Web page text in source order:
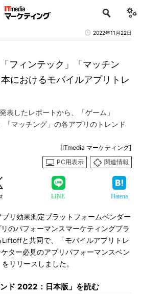
2022年11月22日
フィンテック」「マッチン
におけるモバイルアプリトレ
表したレポートから、「ゲーム」
「マッチング」の各アプリのトレンド
[ITmedia マーケティング]
PC用表示
関連情報
LINE Hatena
リ効果測定プラットフォームベンダー
のパフォーマンスマーケティングプラ
Liftoffと共同で、「モバイルアプリトレ
ター必見のアプリパフォーマンスベン
リリースしました。
ンド 2022：日本版」を読む